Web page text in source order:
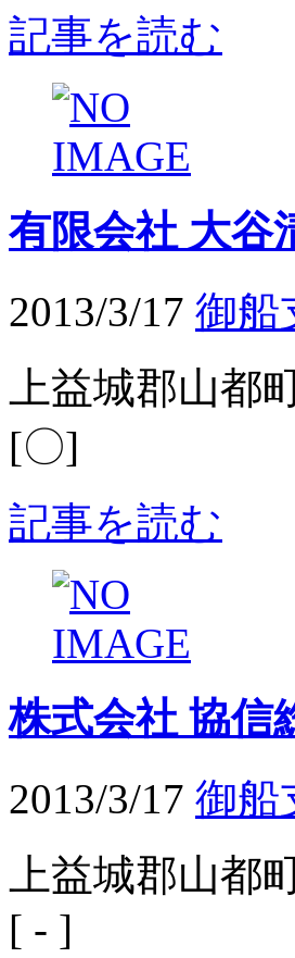
記事を読む
有限会社 大谷
2013/3/17 御船
上益城郡山
[〇]
記事を読む
株式会社 協信
2013/3/17 御船
上益城郡山
[ - ]